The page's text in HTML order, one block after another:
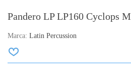
Pandero LP LP160 Cyclops
Marca: Latin Percussion